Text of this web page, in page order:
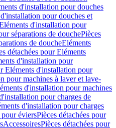
d'installation pour douches
pour douches et
d'installation pour
séparations de douchePièces
de doucheEléments
détachées pour Eléments
d'installation pour
Eléments d'installation pour
pour machines à laver et lave-
d'installation pour machines
pour charges de
d'installation pour charges
éviersPièces détachées pour
AccessoiresPièces détachées pour